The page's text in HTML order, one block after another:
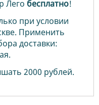
Лего бесплатно!
при условии
Применить
доставки:
2000 рублей.